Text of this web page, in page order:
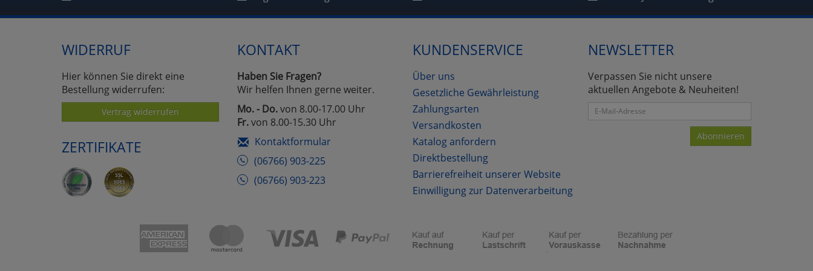
WIDERRUF
Hier können Sie direkt eine
Bestellung widerrufen:
Vertrag widerrufen
ZERTIFIKATE
KONTAKT
Haben Sie Fragen?
Wir helfen Ihnen gerne weiter.
Mo. - Do.von 8.00-17.00 Uhr
Fr.von 8.00-15.30 Uhr
Kontaktformular
(06766) 903-225
(06766) 903-223
KUNDENSERVICE
Über uns
Gesetzliche Gewährleistung
Zahlungsarten
Versandkosten
Katalog anfordern
Direktbestellung
Barrierefreiheit unserer Website
Einwilligung zur Datenverarbeitung
NEWSLETTER
Verpassen Sie nicht unsere
aktuellen Angebote & Neuheiten!
Abonnieren
Alle Akzeptieren Einstellungen speichern